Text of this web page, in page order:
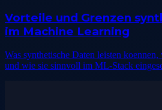
Vorteile und Grenzen
im Machine Learning
Was synthetische Daten leisten
und wie sie sinnvoll im ML-Stack